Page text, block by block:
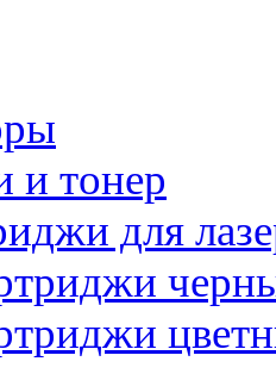
и тонер
для